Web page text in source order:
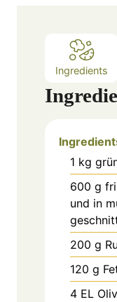
Ingredients
1 kg
600 g
und in
200 g
120 g
4 EL